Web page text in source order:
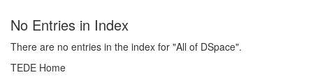
No Entries in Index
There are no entries in the index for "All of DSpace".
TEDE Home